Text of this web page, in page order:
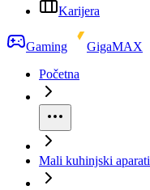
Karijera
Gaming
GigaMAX
Početna
Mali kuhinjski aparati